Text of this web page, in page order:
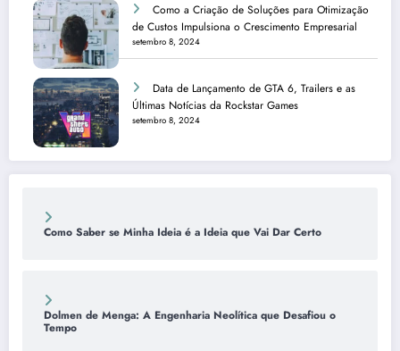
Como a Criação de Soluções para Otimização
de Custos Impulsiona o Crescimento Empresarial
setembro 8, 2024
Data de Lançamento de GTA 6, Trailers e as
Últimas Notícias da Rockstar Games
setembro 8, 2024
Como Saber se Minha Ideia é a Ideia que Vai Dar Certo
Dolmen de Menga: A Engenharia Neolítica que Desafiou o
Tempo